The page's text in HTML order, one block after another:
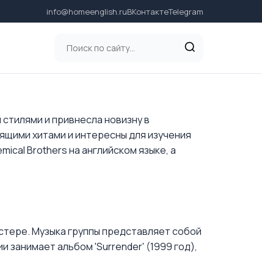
info@homeenglish.ruВКонтактеTelegram
и привнесла новизну в
хитами и интересны для изучения
Brothers на английском языке, а
Музыка группы представляет собой
занимает альбом 'Surrender' (1999 год),